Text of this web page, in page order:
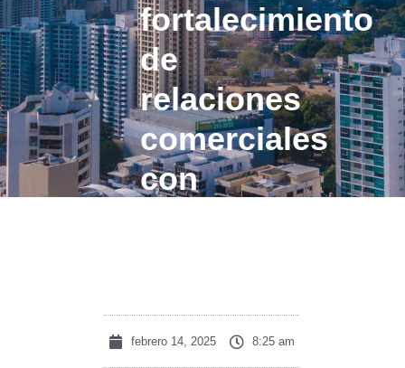
fortalecimiento
de
relaciones
comerciales
con
febrero 14, 2025 8:25 am